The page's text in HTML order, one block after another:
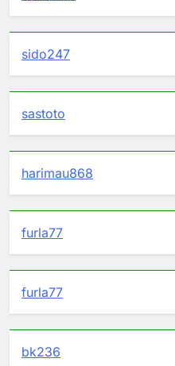
sido247
sastoto
harimau868
furla77
furla77
bk236